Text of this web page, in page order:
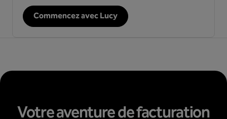
Commencez avec Lucy
Votre aventure de facturation